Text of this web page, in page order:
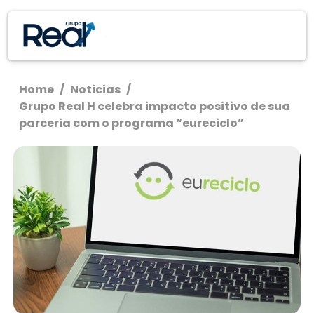
Home / Noticias /
Grupo Real H celebra impacto positivo de sua
parceria com o programa “eureciclo”